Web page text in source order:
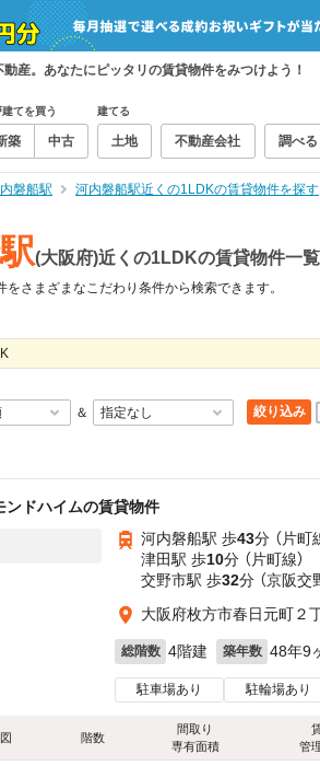
産。あなたにピッタリの賃貸物件をみつけよう！
てを買う
築 中古
建てる
土地 不動産会社 調べる
磐船駅 河内磐船駅近くの1LDKの賃貸物件を探す
(大阪府)近くの1LDKの賃貸物件一覧
をさまざまなこだわり条件から検索できます。
＆ 絞り込み
ンドハイムの賃貸物件
河内磐船駅 歩43分 （片町
津田駅 歩10分 （片町線）
交野市駅 歩32分 （京阪交
大阪府枚方市春日元町２
総階数 4階建 築年数 48年9
駐車場あり 駐輪場あり
階数
間取り
専有面積
管